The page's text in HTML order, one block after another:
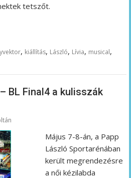
tetszőt.
, kiállítás, László, Lívia, musical,
BL Final4 a kulisszák
Május 7-8-án, a Papp
László Sportarénában
került megrendezésre
a női kézilabda